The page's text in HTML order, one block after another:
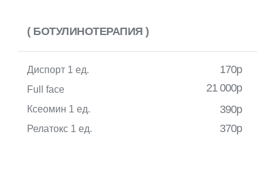
390р
370р
21 000р
170р
Диспорт 1 ед.
Full face
Ксеомин 1 ед.
Релатокс 1 ед.
( БОТУЛИНОТЕРАПИЯ )